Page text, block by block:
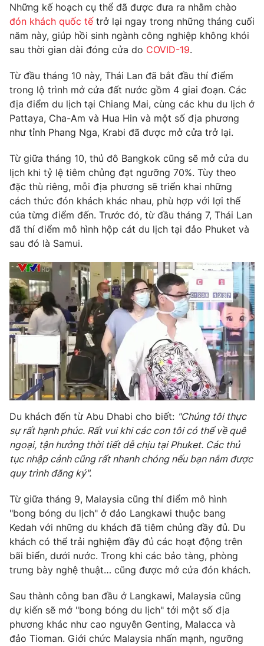
Thế giới đó đây
Câu chuyện quốc tế
Tài chính
Thị trường
Dữ liệu và đời sống
Phim VTV
Hậu trường
Nhân vật
Khán giả
Giải sao mai
Giải trí
Điện ảnh
Sao
Đời sống
Du lịch
Làm đẹp
Chất lượng cuộc sống
Giáo dục
Tuyển sinh
Học trực tuyến
Công nghệ
Hitech Công nghệ tương lai
Sản phẩm
Thị trường
Tư vấn
Giao lưu trực tuyến
Lịch phát sóng
Chuyên mục khác
Emagazine Podcast
Photo Infographic
Video Shorts video
VTV Money VTV Thể thao
VTV Sức khoẻ
Thị trường 24h Tấm lòng Việt
VTV4 Vươn mình bằng AI
VTV9 VTV8
Liên hệ tòa soạn English
Những kế hoạch cụ thể đã được đưa ra nhằm chào
đón khách quốc tếtrở lại ngay trong những tháng cuối
năm này, giúp hồi sinh ngành công nghiệp không khói
sau thời gian dài đóng cửa do COVID-19.
Từ đầu tháng 10 này, Thái Lan đã bắt đầu thí điểm
trong lộ trình mở cửa đất nước gồm 4 giai đoạn. Các
địa điểm du lịch tại Chiang Mai, cùng các khu du lịch ở
Pattaya, Cha-Am và Hua Hin và một số địa phương
như tỉnh Phang Nga, Krabi đã được mở cửa trở lại.
Từ giữa tháng 10, thủ đô Bangkok cũng sẽ mở cửa du
lịch khi tỷ lệ tiêm chủng đạt ngưỡng 70%. Tùy theo
đặc thù riêng, mỗi địa phương sẽ triển khai những
cách thức đón khách khác nhau, phù hợp với lợi thế
của từng điểm đến. Trước đó, từ đầu tháng 7, Thái Lan
đã thí điểm mô hình hộp cát du lịch tại đảo Phuket và
sau đó là Samui.
Du khách đến từ Abu Dhabi cho biết: "Chúng tôi thực
sự rất hạnh phúc. Rất vui khi các con tôi có thể về quê
ngoại, tận hưởng thời tiết dễ chịu tại Phuket. Các thủ
tục nhập cảnh cũng rất nhanh chóng nếu bạn nắm được
quy trình đăng ký".
Từ giữa tháng 9, Malaysia cũng thí điểm mô hình
"bong bóng du lịch" ở đảo Langkawi thuộc bang
Kedah với những du khách đã tiêm chủng đầy đủ. Du
khách có thể trải nghiệm đầy đủ các hoạt động trên
bãi biển, dưới nước. Trong khi các bảo tàng, phòng
trưng bày nghệ thuật… cũng được mở cửa đón khách.
Sau thành công ban đầu ở Langkawi, Malaysia cũng
dự kiến sẽ mở "bong bóng du lịch" tới một số địa
phương khác như cao nguyên Genting, Malacca và
đảo Tioman. Giới chức Malaysia nhấn mạnh, ngưỡng